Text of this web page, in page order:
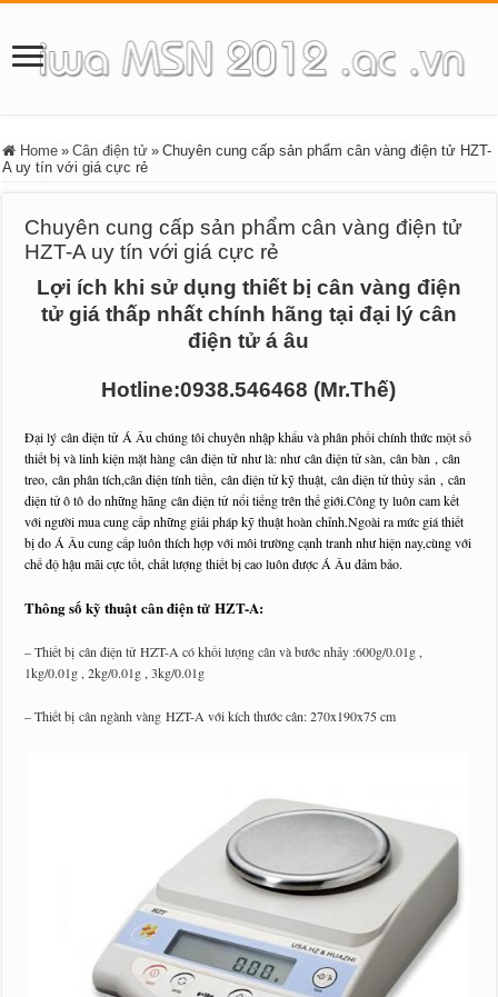
Home » Cân điện tử » Chuyên cung cấp sản phẩm cân vàng điện tử HZT-
A uy tín với giá cực rẻ
Chuyên cung cấp sản phẩm cân vàng điện tử
HZT-A uy tín với giá cực rẻ
Lợi ích khi sử dụng thiết bị cân vàng điện
tử giá thấp nhất chính hãng tại đại lý cân
điện tử á âu
Hotline:0938.546468 (Mr.Thế)
Đại lý cân điện tử Á Âu chúng tôi chuyên nhập khẩu và phân phối chính thức một số
thiết bị và linh kiện mặt hàng cân điện tử như là: như cân điện tử sàn, cân bàn , cân
treo, cân phân tích,cân điện tính tiền, cân điện tử kỹ thuật, cân điện tử thủy sản , cân
điện tử ô tô do những hãng cân điện tử nổi tiếng trên thế giới.Công ty luôn cam kết
với người mua cung cấp những giải pháp kỹ thuật hoàn chỉnh.Ngoài ra mức giá thiết
bị do Á Âu cung cấp luôn thích hợp với môi trường cạnh tranh như hiện nay,cùng với
chế độ hậu mãi cực tốt, chất lượng thiết bị cao luôn được Á Âu đảm bảo.
Thông số kỹ thuật cân điện tử HZT-A:
– Thiết bị cân điện tử HZT-A có khối lượng cân và bước nhảy :600g/0.01g ,
1kg/0.01g , 2kg/0.01g , 3kg/0.01g
– Thiết bị cân ngành vàng HZT-A với kích thước cân: 270x190x75 cm